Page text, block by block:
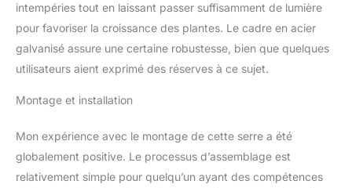
PE haute densité : Cette
serre tunnel haute
densité est dotée d'un
matériau PE haute
isolant. Les coutures
doubles et les coutures
renforcées des fenêtres
améliorent la résistance à
intempéries tout en laissant passer suffisamment de lumière
pour favoriser la croissance des plantes. Le cadre en acier
galvanisé assure une certaine robustesse, bien que quelques
utilisateurs aient exprimé des réserves à ce sujet.
Montage et installation
Mon expérience avec le montage de cette serre a été
globalement positive. Le processus d’assemblage est
relativement simple pour quelqu’un ayant des compétences